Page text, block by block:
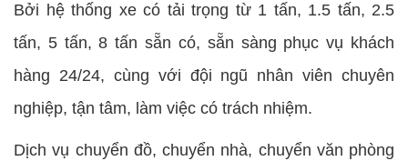
Bởi hệ thống xe có tải trọng từ 1 tấn, 1.5 tấn, 2.5
tấn, 5 tấn, 8 tấn sẵn có, sẵn sàng phục vụ khách
hàng 24/24, cùng với đội ngũ nhân viên chuyên
nghiệp, tận tâm, làm việc có trách nhiệm.
Dịch vụ chuyển đồ, chuyển nhà, chuyển văn phòng